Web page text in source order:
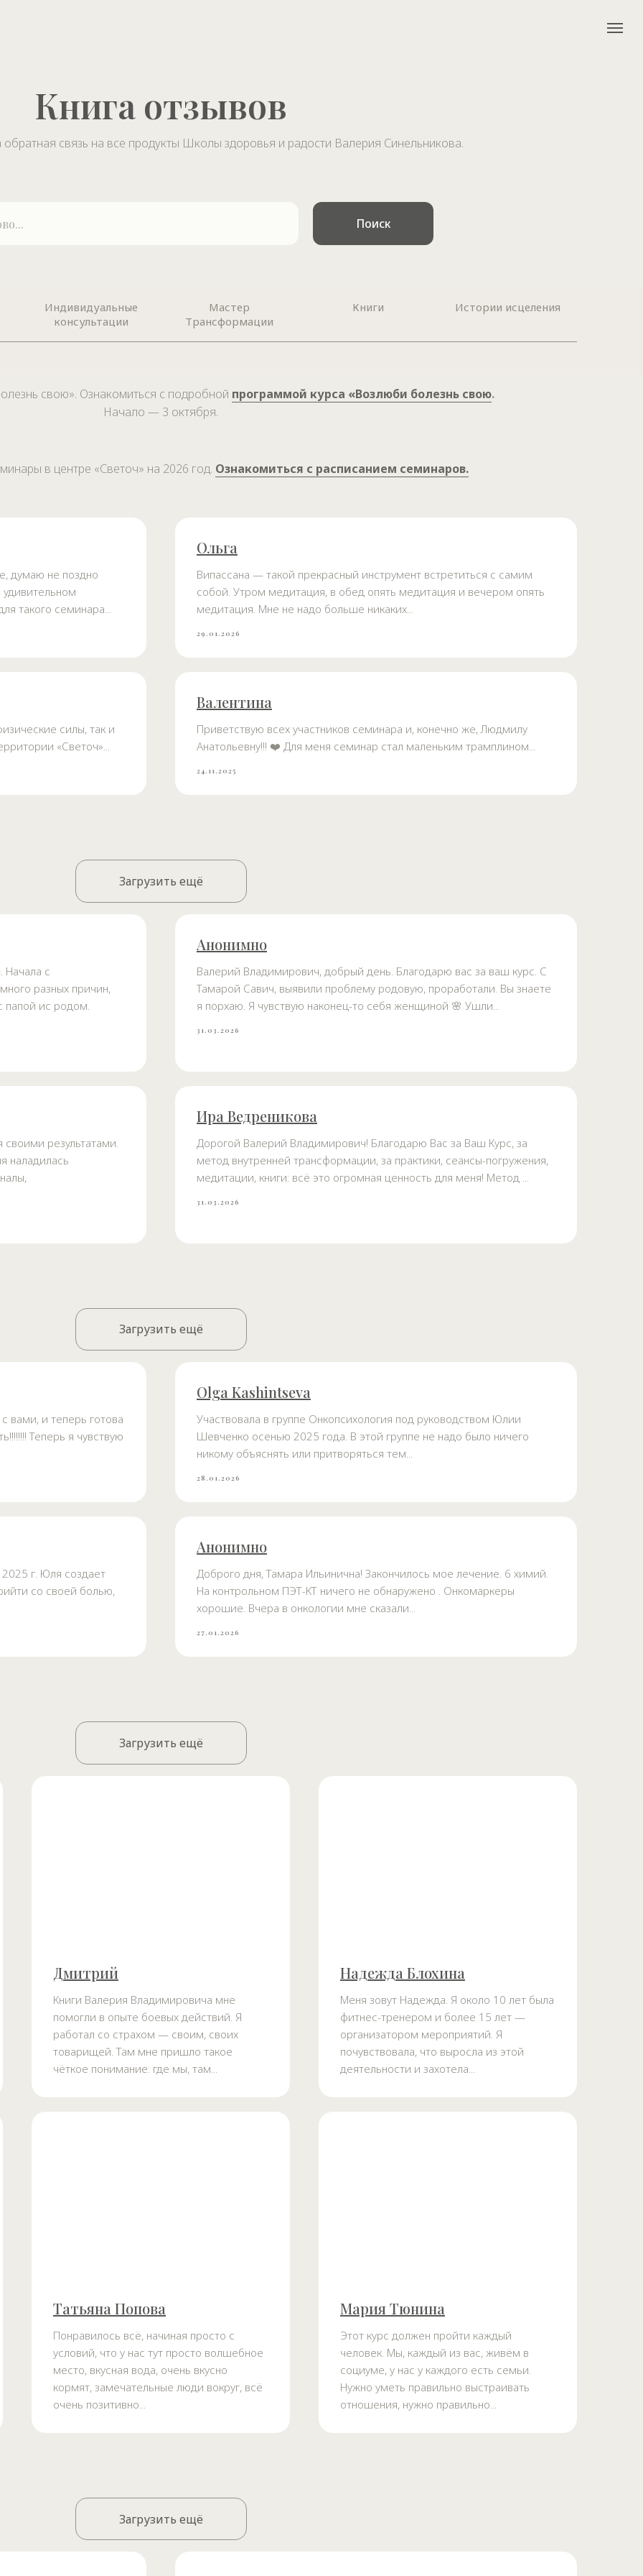
Книга отзывов
обратная связь на все продукты Школы здоровья и радости Валерия Синельникова.
Поиск
Индивидуальные
консультации
Мастер
Трансформации
Книги Истории исцеления
свою». Ознакомиться с подробной программой курса «Возлюби болезнь свою.
Начало — 3 октября.
в центре «Светоч» на 2026 год. Ознакомиться с расписанием семинаров.
думаю не поздно
такого семинара...
Ольга
Випассана — такой прекрасный инструмент встретиться с самим
собой. Утром медитация, в обед опять медитация и вечером опять
медитация. Мне не надо больше никаких...
29.01.2026
силы, так и
«Светоч»...
Валентина
Приветствую всех участников семинара и, конечно же, Людмилу
Анатольевну!!! ❤️ Для меня семинар стал маленьким трамплином...
24.11.2025
Загрузить ещё
Начала с
разных причин,
папой ис родом.
Анонимно
Валерий Владимирович, добрый день. Благодарю вас за ваш курс. С
Тамарой Савич, выявили проблему родовую, проработали. Вы знаете
я порхаю. Я чувствую наконец-то себя женщиной 🌸 Ушли...
31.03.2026
результатами.
наладилась
Ира Ведреникова
Дорогой Валерий Владимирович! Благодарю Вас за Ваш Курс, за
метод внутренней трансформации, за практики, сеансы-погружения,
медитации, книги: всё это огромная ценность для меня! Метод ...
31.03.2026
Загрузить ещё
вами, и теперь готова
Теперь я чувствую
Olga Kashintseva
Участвовала в группе Онкопсихология под руководством Юлии
Шевченко осенью 2025 года. В этой группе не надо было ничего
никому объяснять или притворяться тем...
28.01.2026
г. Юля создает
со своей болью,
Анонимно
Доброго дня, Тамара Ильинична! Закончилось мое лечение. 6 химий.
На контрольном ПЭТ-КТ ничего не обнаружено . Онкомаркеры
хорошие. Вчера в онкологии мне сказали...
27.01.2026
Загрузить ещё
Дмитрий
Книги Валерия Владимировича мне
помогли в опыте боевых действий. Я
работал со страхом — своим, своих
товарищей. Там мне пришло такое
чёткое понимание: где мы, там...
Надежда Блохина
Меня зовут Надежда. Я около 10 лет была
фитнес-тренером и более 15 лет —
организатором мероприятий. Я
почувствовала, что выросла из этой
деятельности и захотела...
Татьяна Попова
Понравилось всё, начиная просто с
условий, что у нас тут просто волшебное
место, вкусная вода, очень вкусно
кормят, замечательные люди вокруг, всё
очень позитивно...
Мария Тюнина
Этот курс должен пройти каждый
человек. Мы, каждый из вас, живём в
социуме, у нас у каждого есть семьи.
Нужно уметь правильно выстраивать
отношения, нужно правильно...
Загрузить ещё